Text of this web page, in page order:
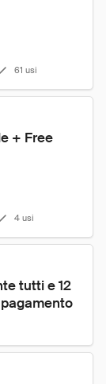
61 usi
+ Free
4 usi
tutti e 12